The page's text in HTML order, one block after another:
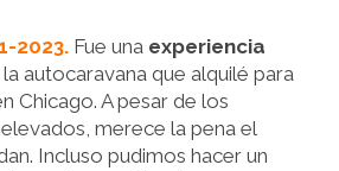
2023. Fue una experiencia
autocaravana que alquilé para
Chicago. A pesar de los
merece la pena el
Incluso pudimos hacer un